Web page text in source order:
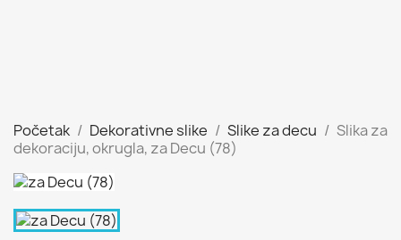
Početak Dekorativne slike Slike za decu
Slika za
dekoraciju, okrugla, za Decu (78)